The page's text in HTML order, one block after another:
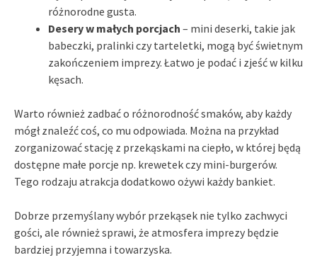
różnorodne gusta.
Desery w małych porcjach – mini deserki, takie jak
babeczki, pralinki czy tarteletki, mogą być świetnym
zakończeniem imprezy. Łatwo je podać i zjeść w kilku
kęsach.
Warto również zadbać o różnorodność smaków, aby każdy
mógł znaleźć coś, co mu odpowiada. Można na przykład
zorganizować stację z przekąskami na ciepło, w której będą
dostępne małe porcje np. krewetek czy mini-burgerów.
Tego rodzaju atrakcja dodatkowo ożywi każdy bankiet.
Dobrze przemyślany wybór przekąsek nie tylko zachwyci
gości, ale również sprawi, że atmosfera imprezy będzie
bardziej przyjemna i towarzyska.